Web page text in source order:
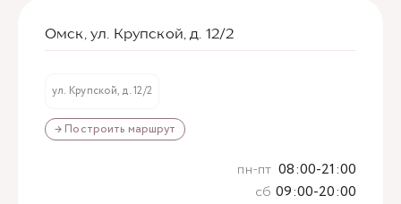
Омск, ул. Крупской, д. 12/2
ул. Крупской, д. 12/2
→ Построить маршрут
пн-пт 08:00-21:00
сб 09:00-20:00